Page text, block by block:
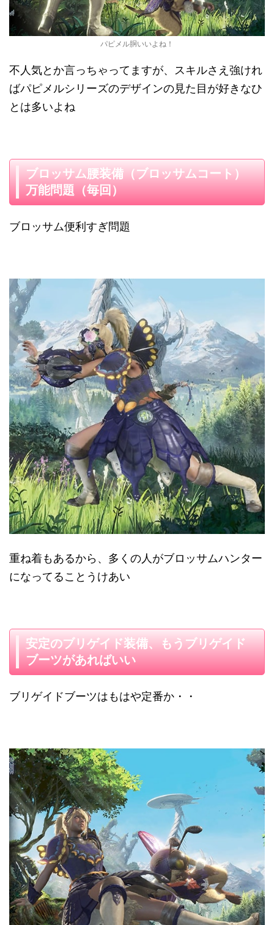
パピメル胴いいよね！
不人気とか言っちゃってますが、スキルさえ強けれ
ばパピメルシリーズのデザインの見た目が好きなひ
とは多いよね
ブロッサム腰装備（ブロッサムコート）
万能問題（毎回）
ブロッサム便利すぎ問題
重ね着もあるから、多くの人がブロッサムハンター
になってることうけあい
安定のブリゲイド装備、もうブリゲイド
ブーツがあればいい
ブリゲイドブーツはもはや定番か・・